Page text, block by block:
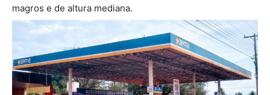
magros e de altura mediana.